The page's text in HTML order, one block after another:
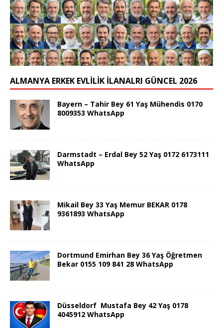
ALMANYA ERKEK EVLİLİK İLANALRI GÜNCEL 2026
Bayern – Tahir Bey 61 Yaş Mühendis 0170
8009353 WhatsApp
Darmstadt – Erdal Bey 52 Yaş 0172 6173111
WhatsApp
Mikail Bey 33 Yaş Memur BEKAR 0178
9361893 WhatsApp
Dortmund Emirhan Bey 36 Yaş Öğretmen
Bekar 0155 109 841 28 WhatsApp
Düsseldorf Mustafa Bey 42 Yaş 0178
4045912 WhatsApp